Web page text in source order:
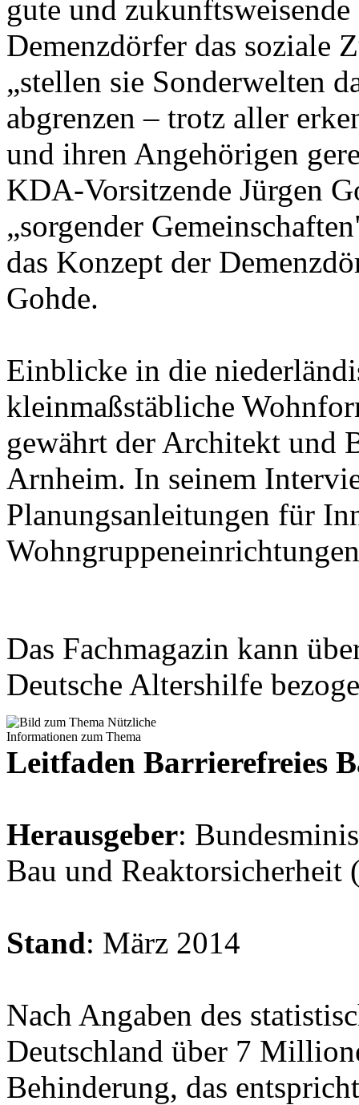
gute und
Demenzdörfer das soziale
„stellen sie Sonderwelten
abgrenzen – trotz aller
und ihren Angehörigen
KDA-Vorsitzende Jürgen
„sorgender
das Konzept der
Gohde.
Einblicke in die
kleinmaßstäbliche
gewährt der Architekt und
Arnheim. In seinem
Planungsanleitungen für
Das Fachmagazin kann
Deutsche Altershilfe
Leitfaden Barrierefreies
Herausgeber:
Bau und
Stand: März 2014
Nach Angaben des
Deutschland über 7
Behinderung, das